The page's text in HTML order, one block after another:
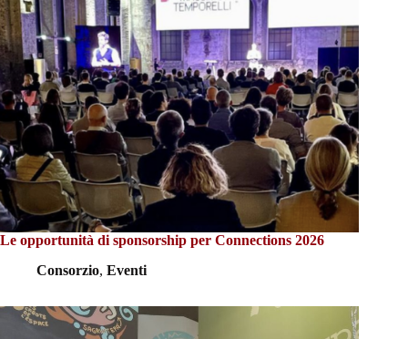
Le opportunità di sponsorship per Connections 2026
Consorzio, Eventi